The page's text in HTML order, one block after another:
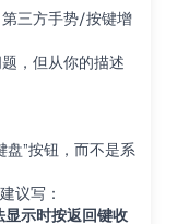
三方手势/按键增
，但从你的描述
盘”按钮，而不是系
议写：
示时按返回键收